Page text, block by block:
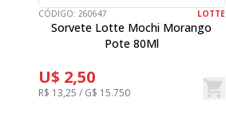
CÓDIGO: 260647 LOTTE
Sorvete Lotte Mochi Morango
Pote 80Ml
U$ 2,50
R$ 13,25 / G$ 15.750